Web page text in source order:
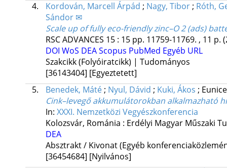
4.
Kordován, Marcell Árpád ; Nagy, Tibor; Róth,
Sándor ✉
Scale up of fully eco-friendly zinc–O 2 (ads)
RSC ADVANCES 15: 15 pp. 11759-11769. , 11 p.
DOI WoS DEAScopus PubMed Egyéb URL
Szakcikk (Folyóiratcikk) | Tudományos
[36143404] [Egyeztetett]
5.
Benedek, Máté; Nyul, Dávid ; Kuki, Ákos ;
Cink–levegő akkumulátorokban alkalmazható
In: XXXI. Nemzetközi Vegyészkonferencia
Kolozsvár, Románia : Erdélyi Magyar Műszaki
DEA
Absztrakt / Kivonat (Egyéb
[36454684] [Nyilvános]